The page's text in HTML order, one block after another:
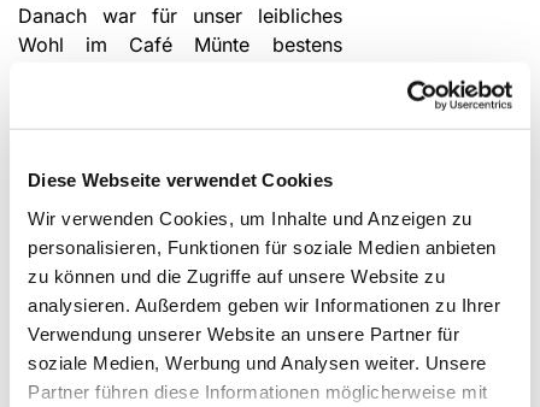
Diese Webseite verwendet Cookies
Wir verwenden Cookies, um Inhalte und Anzeigen zu
personalisieren, Funktionen für soziale Medien anbieten
zu können und die Zugriffe auf unsere Website zu
analysieren. Außerdem geben wir Informationen zu Ihrer
Verwendung unserer Website an unsere Partner für
soziale Medien, Werbung und Analysen weiter. Unsere
Partner führen diese Informationen möglicherweise mit
Danach war für unser leibliches
Wohl im Café Münte bestens
Nachmittag. Aber auf dem
die Sonne hervor und wir nutzten
die Gelegenheit, im Klostergarten
des ehemaligen Fran­
ziskanerklosters die
Bronzeskulpturen des Künstlers
Wilfried Koch zu bewun­dern, der
ab 1971 in Rietberg lebte. In seinen
ausdrucksstarken Skulpturen ge­